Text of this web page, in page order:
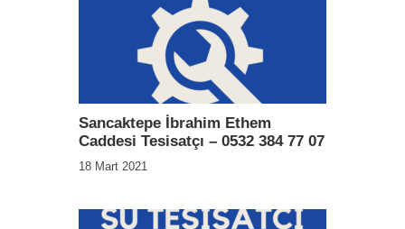
Sancaktepe İbrahim Ethem
Caddesi Tesisatçı – 0532 384 77 07
18 Mart 2021